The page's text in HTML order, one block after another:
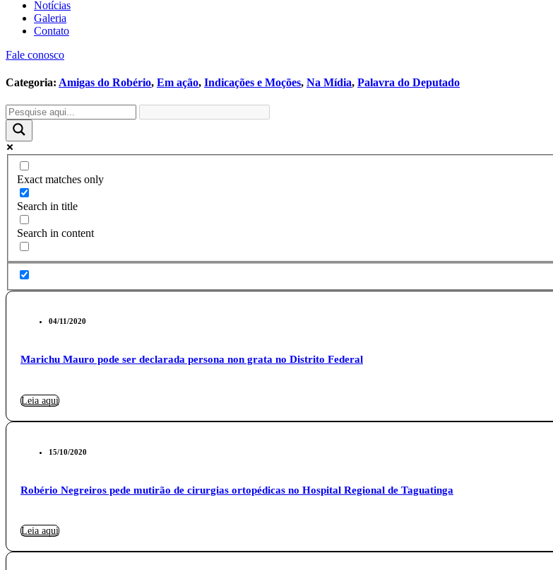
Notícias
Galeria
Contato
Fale conosco
Categoria: Amigas do Robério, Em ação, Indicações e Moções, Na Mídia, Palavra do Deputado
Exact matches only
Search in title
Search in content
04/11/2020
Marichu Mauro pode ser declarada persona non grata no Distrito Federal
Leia aqui
15/10/2020
Robério Negreiros pede mutirão de cirurgias ortopédicas no Hospital Regional de Taguatinga
Leia aqui